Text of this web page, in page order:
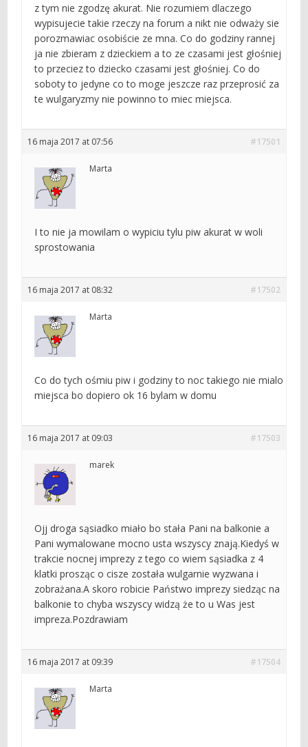
z tym nie zgodzę akurat. Nie rozumiem dlaczego
wypisujecie takie rzeczy na forum a nikt nie odważy sie
porozmawiac osobiście ze mna. Co do godziny rannej
ja nie zbieram z dzieckiem a to ze czasami jest głośniej
to przeciez to dziecko czasami jest głośniej. Co do
soboty to jedyne co to moge jeszcze raz przeprosić za
te wulgaryzmy nie powinno to miec miejsca.
16 maja 2017 at 07:56 #17501
Marta
I to nie ja mowilam o wypiciu tylu piw akurat w woli
sprostowania
16 maja 2017 at 08:32 #17502
Marta
Co do tych ośmiu piw i godziny to noc takiego nie mialo
miejsca bo dopiero ok 16 bylam w domu
16 maja 2017 at 09:03 #17503
marek
Ojj droga sąsiadko miało bo stała Pani na balkonie a
Pani wymalowane mocno usta wszyscy znają.Kiedyś w
trakcie nocnej imprezy z tego co wiem sąsiadka z 4
klatki prosząc o cisze została wulgarnie wyzwana i
zobrażana.A skoro robicie Państwo imprezy siedząc na
balkonie to chyba wszyscy widzą że to u Was jest
impreza.Pozdrawiam
16 maja 2017 at 09:39 #17504
Marta